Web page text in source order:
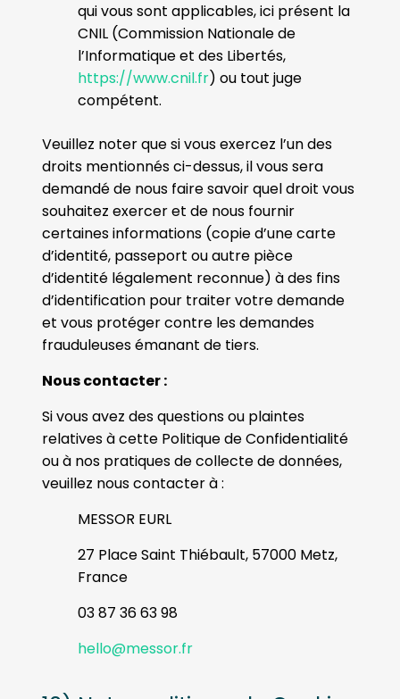
qui vous sont applicables, ici présent la
CNIL (Commission Nationale de
l’Informatique et des Libertés,
https://www.cnil.fr) ou tout juge
compétent.
Veuillez noter que si vous exercez l’un des
droits mentionnés ci-dessus, il vous sera
demandé de nous faire savoir quel droit vous
souhaitez exercer et de nous fournir
certaines informations (copie d’une carte
d’identité, passeport ou autre pièce
d’identité légalement reconnue) à des fins
d’identification pour traiter votre demande
et vous protéger contre les demandes
frauduleuses émanant de tiers.
Nous contacter :
Si vous avez des questions ou plaintes
relatives à cette Politique de Confidentialité
ou à nos pratiques de collecte de données,
veuillez nous contacter à :
MESSOR EURL
27 Place Saint Thiébault, 57000 Metz,
France
03 87 36 63 98
hello@messor.fr